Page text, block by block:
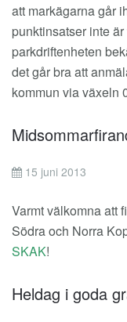
att markägarna går
punktinsatser inte
parkdriftenheten
det går bra att
kommun via växeln
15 juni 2013
Varmt välkomna att
Södra och Norra
SKAK!
Heldag i goda